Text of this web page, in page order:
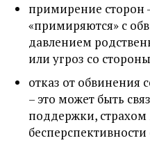
примирение сторон
«примиряются» с
давлением
или угроз со
отказ от обвинения
– это может быть
поддержки,